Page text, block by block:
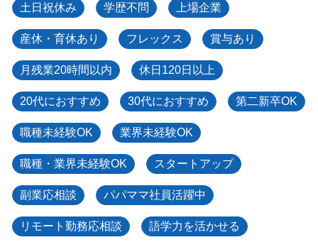
土日祝休み 学歴不問 上場企業
産休・育休あり フレックス 賞与あり
月残業20時間以内 休日120日以上
20代におすすめ 30代におすすめ 第二新卒OK
職種未経験OK 業界未経験OK
職種・業界未経験OK スタートアップ
副業応相談 パパママ社員活躍中
リモート勤務応相談 語学力を活かせる